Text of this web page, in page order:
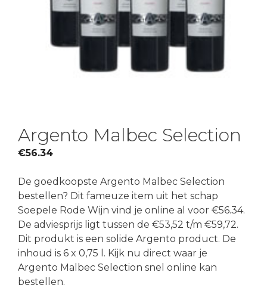
Argento Malbec Selection
€56.34
De goedkoopste Argento Malbec Selection
bestellen? Dit fameuze item uit het schap
Soepele Rode Wijn vind je online al voor €56.34.
De adviesprijs ligt tussen de €53,52 t/m €59,72.
Dit produkt is een solide Argento product. De
inhoud is 6 x 0,75 l. Kijk nu direct waar je
Argento Malbec Selection snel online kan
bestellen.